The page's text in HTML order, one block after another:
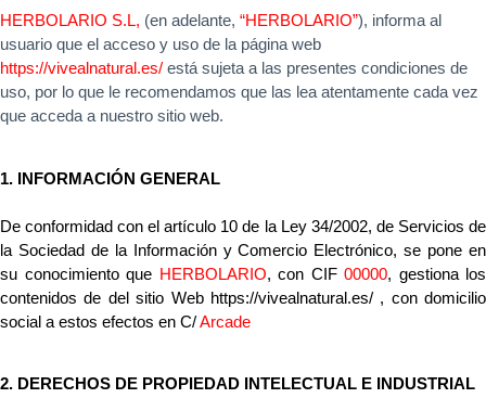
HERBOLARIO S.L, (en adelante, “HERBOLARIO”), informa al
https://vivealnatural.es/ está sujeta a las presentes condiciones de
uso, por lo que le recomendamos que las lea atentamente cada vez
que acceda a nuestro sitio web.
1. INFORMACIÓN GENERAL
De conformidad con el artículo 10 de la Ley 34/2002, de Servicios de
la Sociedad de la Información y Comercio Electrónico, se pone en
su conocimiento que HERBOLARIO, con CIF 00000, gestiona los
contenidos de del sitio Web https://vivealnatural.es/ , con domicilio
social a estos efectos en C/ Arcade
2. DERECHOS DE PROPIEDAD INTELECTUAL E INDUSTRIAL